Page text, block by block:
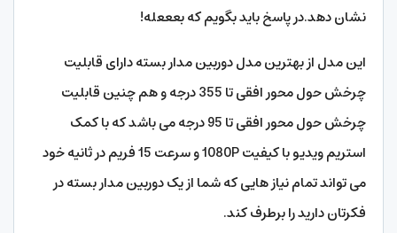
نشان دهد.در پاسخ باید بگویم که بعععله!
این مدل از بهترین مدل دوربین مدار بسته دارای قابلیت
چرخش حول محور افقی تا 355 درجه و هم چنین قابلیت
چرخش حول محور افقی تا 95 درجه می باشد که با کمک
استریم ویدیو با کیفیت 1080P و سرعت 15 فریم در ثانیه خود
می تواند تمام نیاز هایی که شما از یک دوربین مدار بسته در
فکرتان دارید را برطرف کند.